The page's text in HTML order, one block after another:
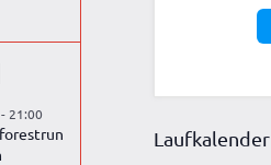
- 21:00
Laufkalender